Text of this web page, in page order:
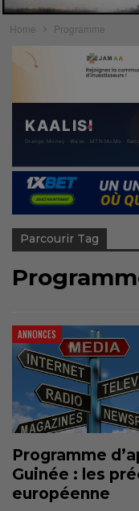
Home Programme
Parcourir Tag
ANNONCES
Programme
Guinée : les
européenne